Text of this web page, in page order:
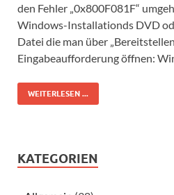
den Fehler „0x800F081F“
Windows-Installationds DVD
Datei die man über
Eingabeaufforderung öffnen:
WEITERLESEN ...
KATEGORIEN